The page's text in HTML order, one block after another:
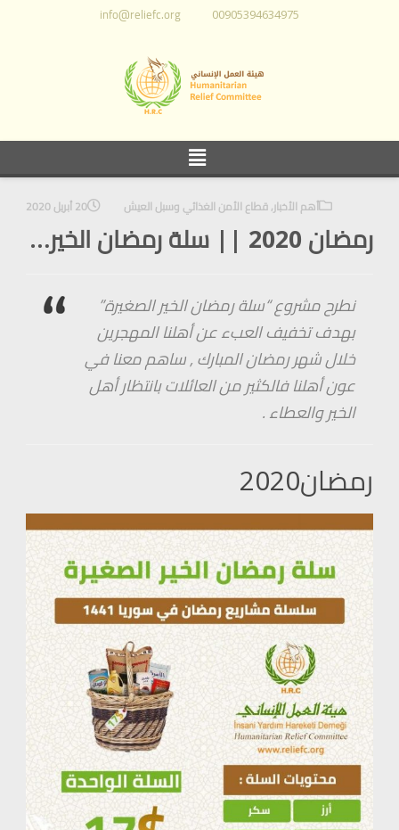
00905394634975
info@reliefc.org
20 أبريل 2020 أهم الأخبار,قطاع الأمن الغذائي وسبل العيش
رمضان 2020 || سلة رمضان الخير…
نطرح مشروع “سلة رمضان الخير الصغيرة”
بهدف تخفيف العبء عن أهلنا المهجرين
خلال شهر رمضان المبارك , ساهم معنا في
عون أهلنا فالكثير من العائلات بانتظار أهل
الخير والعطاء .
رمضان2020